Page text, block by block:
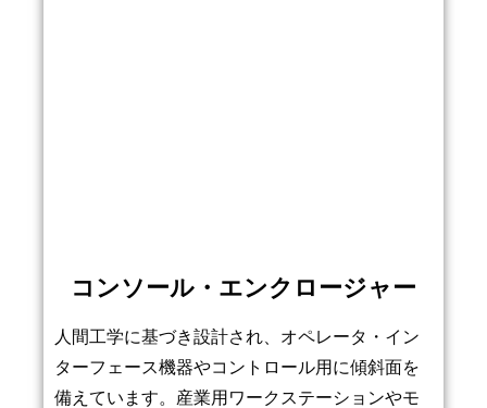
コンソール・エンクロージャー
人間工学に基づき設計され、オペレータ・イン
ターフェース機器やコントロール用に傾斜面を
備えています。産業用ワークステーションやモ